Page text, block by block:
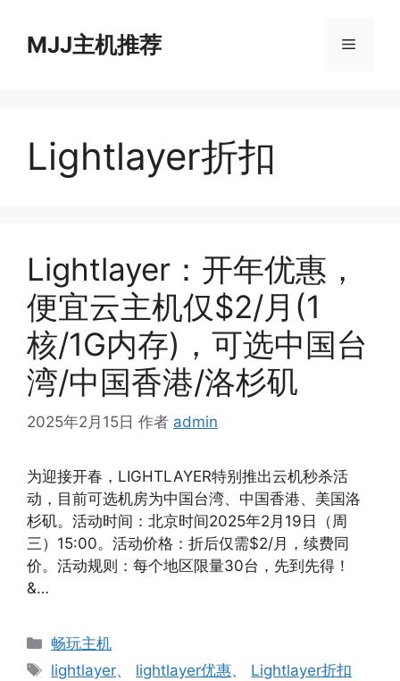
MJJ主机推荐 菜
Lightlayer折扣
Lightlayer：开年优惠，
便宜云主机仅$2/月(1
核/1G内存)，可选中国台
湾/中国香港/洛杉矶
2025年2月15日 作者 admin
为迎接开春，LIGHTLAYER特别推出云机秒杀活
动，目前可选机房为中国台湾、中国香港、美国洛
杉矶。活动时间：北京时间2025年2月19日（周
三）15:00。活动价格：折后仅需$2/月，续费同
价。活动规则：每个地区限量30台，先到先得！
&…
分
类
畅玩主机
标
lightlayer、 lightlayer优惠、 Lightlayer折扣